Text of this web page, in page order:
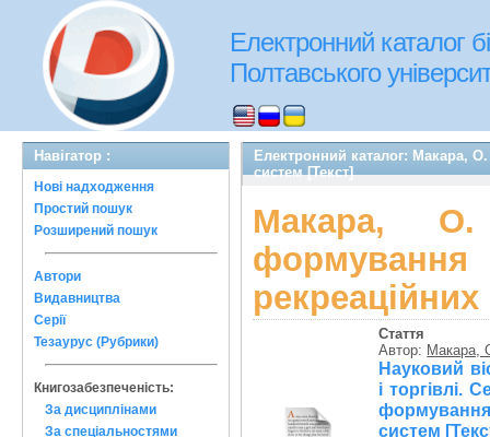
Електронний каталог
Полтавського
Навігатор :
Нові надходження
Простий пошук
Розширений пошук
Автори
Видавництва
Серії
Тезаурус (Рубрики)
Книгозабезпеченість:
За дисциплінами
За спеціальностями
Електронний каталог: Макара,
систем [Текст]
Макара,
формування
Стаття
Автор: Макара,
Науковий
і торгівлі.
формування
систем